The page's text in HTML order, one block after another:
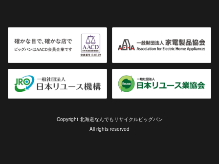
Copyright 北海道なんでもリサイクルビッグバン
All rights reserved